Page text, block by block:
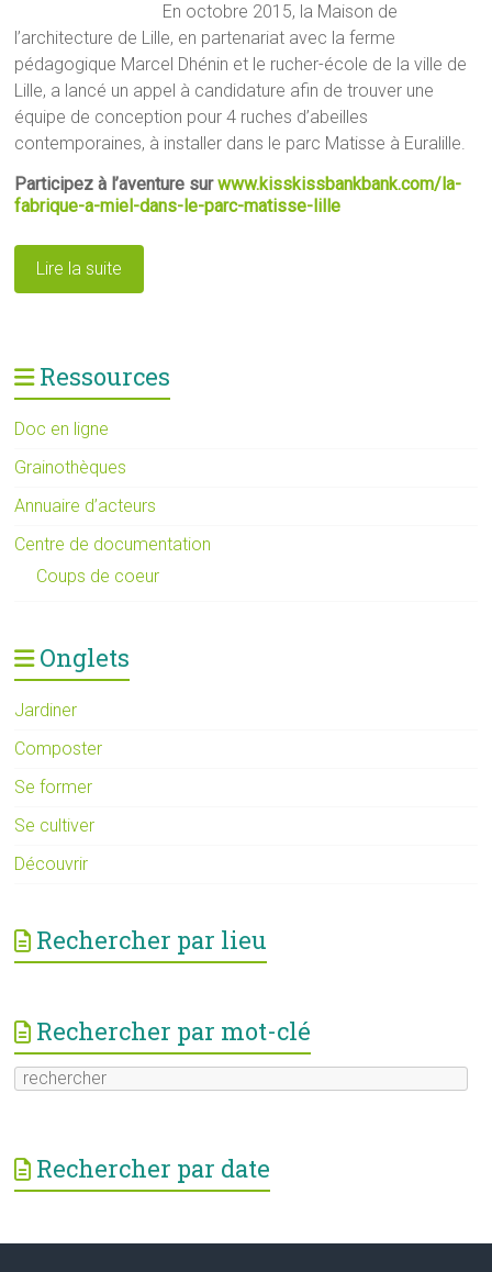
En octobre 2015, la Maison de
l’architecture de Lille, en partenariat avec la ferme
pédagogique Marcel Dhénin et le rucher-école de la ville de
Lille, a lancé un appel à candidature afin de trouver une
équipe de conception pour 4 ruches d’abeilles
contemporaines, à installer dans le parc Matisse à Euralille.
Participez à l’aventure surwww.kisskissbankbank.com/la-
fabrique-a-miel-dans-le-parc-matisse-lille
Lire la suite
Ressources
Doc en ligne
Grainothèques
Annuaire d’acteurs
Centre de documentation
Coups de coeur
Onglets
Jardiner
Composter
Se former
Se cultiver
Découvrir
Rechercher par lieu
Rechercher par mot-clé
Rechercher par date